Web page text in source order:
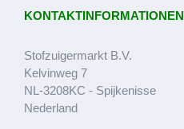
KONTAKTINFORMATIONEN
Stofzuigermarkt B.V.
Kelvinweg 7
NL-3208KC - Spijkenisse
Nederland